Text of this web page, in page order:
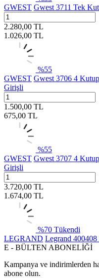
GWEST Gwest 3711 Tek
2.280,00 TL
1.026,00 TL
%55
GWEST Gwest 3706 4
Girişli
1.500,00 TL
675,00 TL
%55
GWEST Gwest 3707 4
Girişli
3.720,00 TL
1.674,00 TL
%70 Tükendi
LEGRAND Legrand 400408
E - BÜLTEN ABONELİĞİ
Kampanya ve indirimlerden
abone olun.